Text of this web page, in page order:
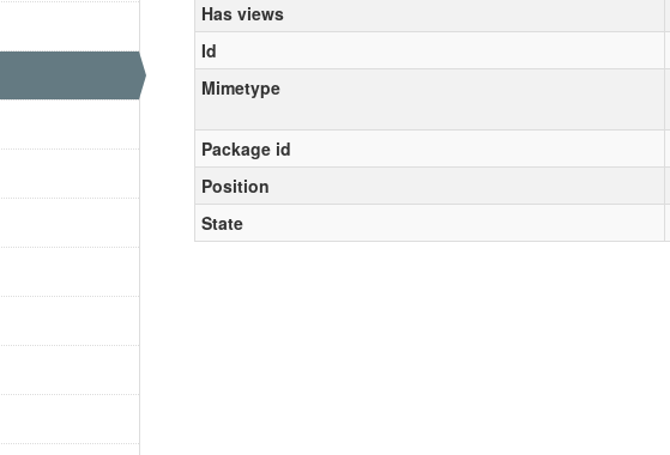
Has views
Id
Mimetype
Package id
Position
State